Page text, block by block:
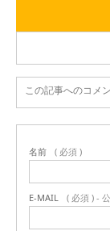
この記事へのコメ
名前 ( 必須 )
E-MAIL ( 必須 ) -